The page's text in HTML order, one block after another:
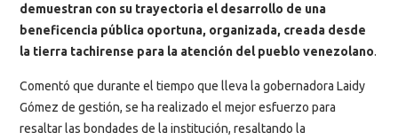
demuestran con su trayectoria el desarrollo de una
beneficencia pública oportuna, organizada, creada desde
la tierra tachirense para la atención del pueblo venezolano.
Comentó que durante el tiempo que lleva la gobernadora Laidy
Gómez de gestión, se ha realizado el mejor esfuerzo para
resaltar las bondades de la institución, resaltando la